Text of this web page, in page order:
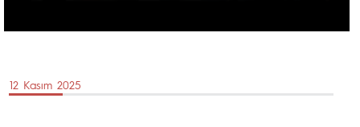
12 Kasım 2025